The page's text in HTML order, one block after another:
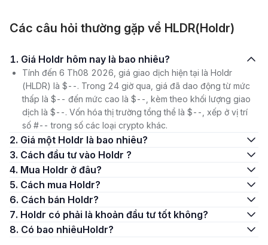
Các câu hỏi thường gặp về HLDR(Holdr)
1. Giá Holdr hôm nay là bao nhiêu?
Tính đến 6 Th08 2026, giá giao dịch hiện tại là Holdr
(HLDR) là $--. Trong 24 giờ qua, giá đã dao động từ mức
thấp là $-- đến mức cao là $--, kèm theo khối lượng giao
dịch là $--. Vốn hóa thị trường tổng thể là $--, xếp ở vị trí
số #-- trong số các loại crypto khác.
2. Giá một Holdr là bao nhiêu?
3. Cách đầu tư vào Holdr ?
4. Mua Holdr ở đâu?
5. Cách mua Holdr?
6. Cách bán Holdr?
7. Holdr có phải là khoản đầu tư tốt không?
8. Có bao nhiêuHoldr?